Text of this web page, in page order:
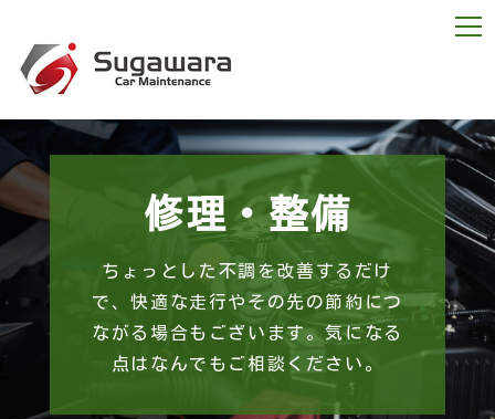
修理・整備
ちょっとした不調を改善するだけ
で、快適な走行やその先の節約につ
ながる場合もございます。気になる
点はなんでもご相談ください。